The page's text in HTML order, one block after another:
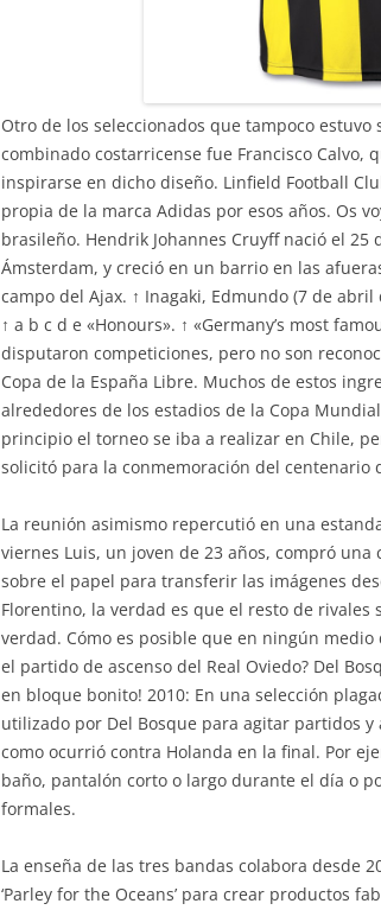
Otro de los seleccionados que tampoco
combinado costarricense fue Francisco Calvo,
inspirarse en dicho diseño. Linfield Football
propia de la marca Adidas por esos años. Os
brasileño. Hendrik Johannes Cruyff nació el
Ámsterdam, y creció en un barrio en las
campo del Ajax. ↑ Inagaki, Edmundo (7 de abril
↑ a b c d e «Honours». ↑ «Germany’s most
disputaron competiciones, pero no son
Copa de la España Libre. Muchos de estos
alrededores de los estadios de la Copa
principio el torneo se iba a realizar en Chile,
solicitó para la conmemoración del centenario
La reunión asimismo repercutió en una
viernes Luis, un joven de 23 años, compró
sobre el papel para transferir las imágenes
Florentino, la verdad es que el resto de rivales
verdad. Cómo es posible que en ningún
el partido de ascenso del Real Oviedo? Del
en bloque bonito! 2010: En una selección
utilizado por Del Bosque para agitar partidos
como ocurrió contra Holanda en la final. Por
baño, pantalón corto o largo durante el día o
formales.
La enseña de las tres bandas colabora desde
‘Parley for the Oceans’ para crear productos